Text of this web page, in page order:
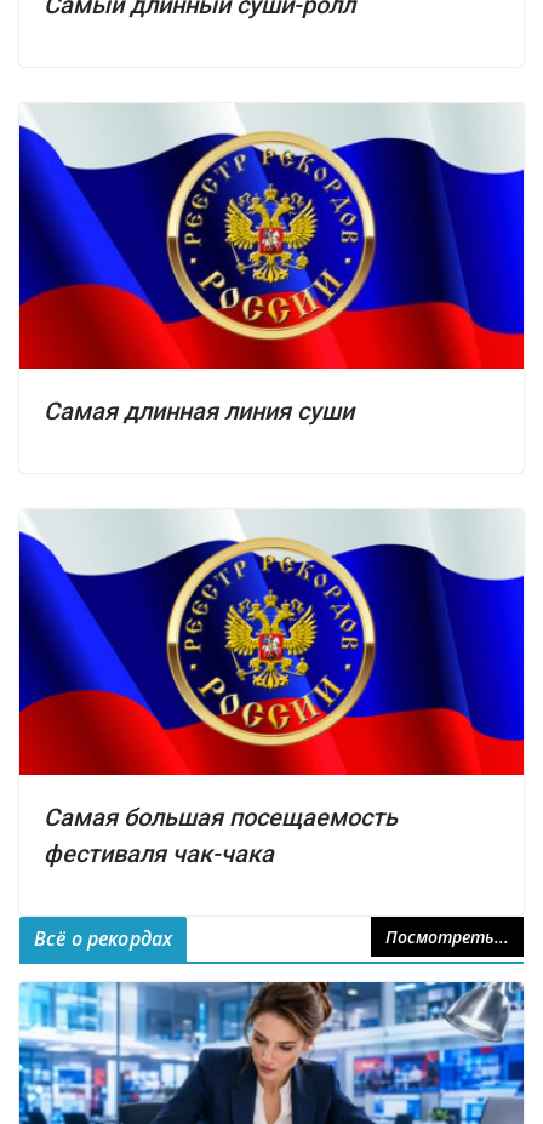
Самая длинная линия суши
Самая большая посещаемость
фестиваля чак-чака
Всё о рекордах Посмотреть...